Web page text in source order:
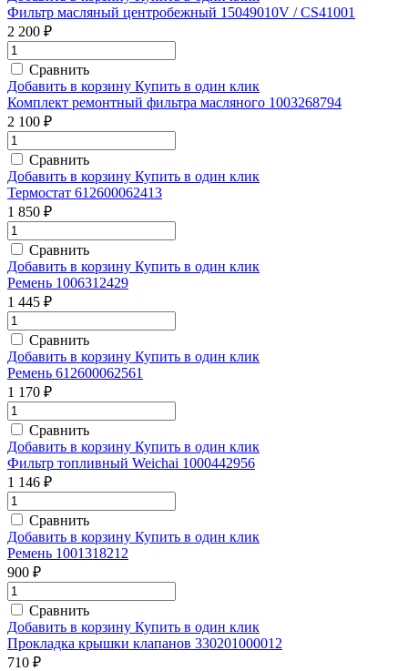
Фильтр масляный центробежный 15049010V / CS41001
2 200 ₽
Сравнить
Добавить в корзину Купить в один клик
Комплект ремонтный фильтра масляного 1003268794
2 100 ₽
Сравнить
Добавить в корзину Купить в один клик
Термостат 612600062413
1 850 ₽
Сравнить
Добавить в корзину Купить в один клик
Ремень 1006312429
1 445 ₽
Сравнить
Добавить в корзину Купить в один клик
Ремень 612600062561
1 170 ₽
Сравнить
Добавить в корзину Купить в один клик
Фильтр топливный Weichai 1000442956
1 146 ₽
Сравнить
Добавить в корзину Купить в один клик
Ремень 1001318212
900 ₽
Сравнить
Добавить в корзину Купить в один клик
Прокладка крышки клапанов 330201000012
710 ₽